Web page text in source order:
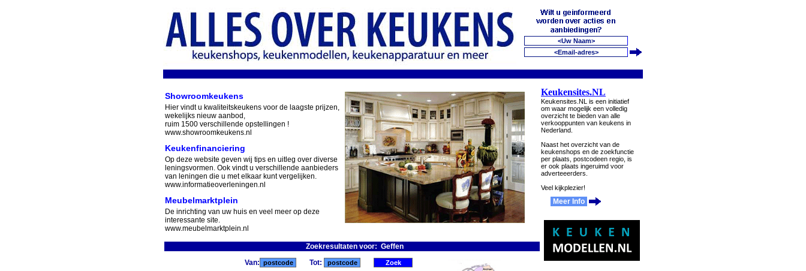
Showroomkeukens
Hier vindt u kwaliteitskeukens voor de laagste prijzen,
wekelijks nieuw aanbod,
ruim 1500 verschillende opstellingen !
www.showroomkeukens.nl
Keukenfinanciering
Op deze website geven wij tips en uitleg over diverse
leningsvormen. Ook vindt u verschillende aanbieders
van leningen die u met elkaar kunt vergelijken.
www.informatieoverleningen.nl
Meubelmarktplein
De inrichting van uw huis en veel meer op deze
interessante site.
www.meubelmarktplein.nl
Zoekresultaten voor: Geffen
Van: Tot:
Keukensites.NL
Keukensites.NL is een initiatief
om waar mogelijk een volledig
overzicht te bieden van alle
verkooppunten van keukens in
Nederland.
Naast het overzicht van de
keukenshops en de zoekfunctie
per plaats, postcodeen regio, is
er ook plaats ingeruimd voor
adverteeerders.
Veel kijkplezier!
Meer Info